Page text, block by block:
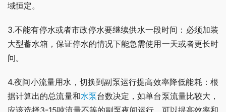
域恒定。
3.不能有停水或者市政停水要继续供水一段时间：必须加装
大型蓄水箱，保证停水的情况下能急需使用一天或者更长时
间。
4.夜间小流量用水，切换到副泵运行提高效率降低能耗：根
据计算出的总流量和水泵台数决定，如单台泵流量比较大，